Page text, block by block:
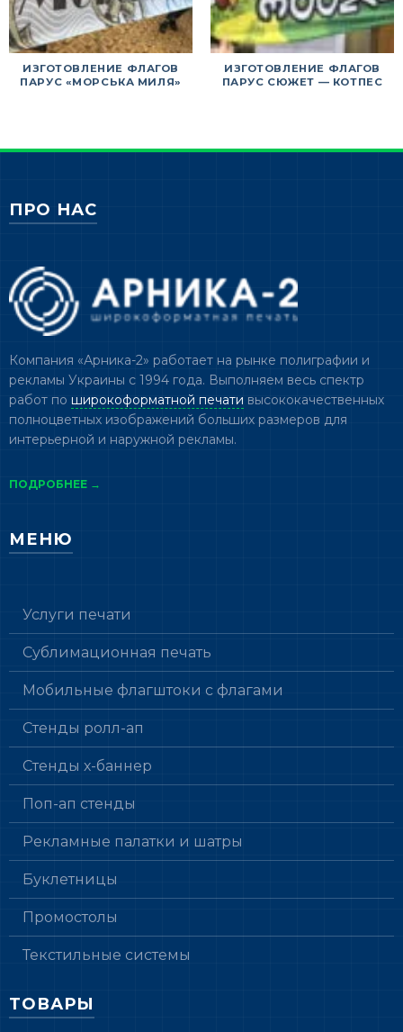
ИЗГОТОВЛЕНИЕ ФЛАГОВ
ПАРУС «МОРСЬКА МИЛЯ»
ИЗГОТОВЛЕНИЕ ФЛАГОВ
ПАРУС СЮЖЕТ — КОТПЕС
ПРО НАС
Компания «Арника-2» работает на рынке полиграфии и
рекламы Украины с 1994 года. Выполняем весь спектр
работ по широкоформатной печати высококачественных
полноцветных изображений больших размеров для
интерьерной и наружной рекламы.
ПОДРОБНЕЕ →
МЕНЮ
Услуги печати
Сублимационная печать
Мобильные флагштоки с флагами
Стенды ролл-ап
Стенды х-баннер
Поп-ап стенды
Рекламные палатки и шатры
Буклетницы
Промостолы
Текстильные системы
ТОВАРЫ